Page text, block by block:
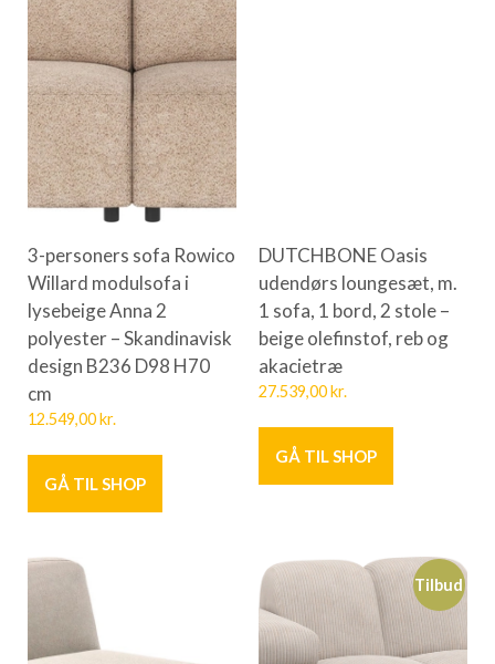
3-personers sofa Rowico
Willard modulsofa i
lysebeige Anna 2
polyester – Skandinavisk
design B236 D98 H70
cm
12.549,00kr.
GÅ TIL SHOP
DUTCHBONE Oasis
udendørs loungesæt, m.
1 sofa, 1 bord, 2 stole –
beige olefinstof, reb og
akacietræ
27.539,00kr.
GÅ TIL SHOP
Tilbud